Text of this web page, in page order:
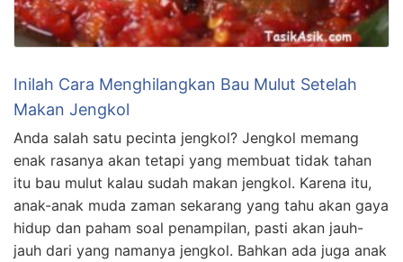
Inilah Cara Menghilangkan Bau Mulut Setelah
Makan Jengkol
Anda salah satu pecinta jengkol? Jengkol memang
enak rasanya akan tetapi yang membuat tidak tahan
itu bau mulut kalau sudah makan jengkol. Karena itu,
anak-anak muda zaman sekarang yang tahu akan gaya
hidup dan paham soal penampilan, pasti akan jauh-
jauh dari yang namanya jengkol. Bahkan ada juga anak